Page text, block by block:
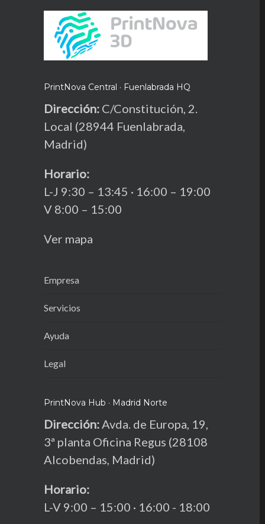
TikTok
PrintNova Central · Fuenlabrada HQ
Dirección: C/Constitución, 2.
Local (28944 Fuenlabrada,
Madrid)
Horario:
L-J 9:30 – 13:45 · 16:00 – 19:00
V 8:00 – 15:00
Ver mapa
Empresa
Servicios
Ayuda
Legal
PrintNova Hub · Madrid Norte
Dirección:Avda. de Europa, 19,
3ª planta Oficina Regus (28108
Alcobendas, Madrid)
Horario:
L-V 9:00 – 15:00 · 16:00 - 18:00